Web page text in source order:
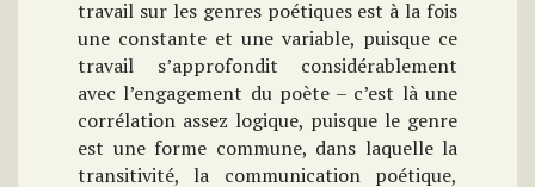
travail sur les genres poétiques est à la fois
une constante et une variable, puisque ce
travail s’approfondit considérablement
avec l’engagement du poète – c’est là une
corrélation assez logique, puisque le genre
est une forme commune, dans laquelle la
transitivité, la communication poétique,